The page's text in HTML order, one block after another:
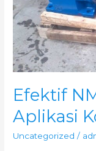
Efektif
Aplikasi
Uncategorized /